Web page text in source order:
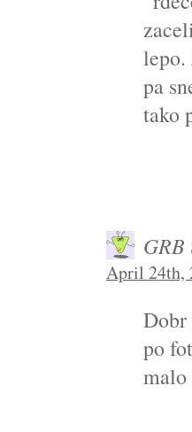
pa
tako
GRB
April 24th,
po
malo